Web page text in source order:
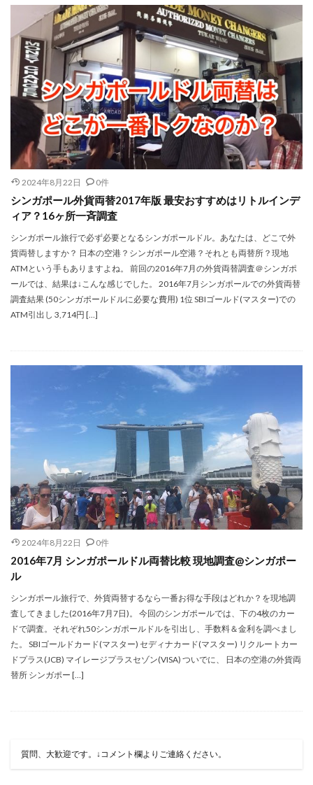
2024年8月22日 0件
シンガポール外貨両替2017年版 最安おすすめはリトルインデ
ィア？16ヶ所一斉調査
シンガポール旅行で必ず必要となるシンガポールドル。あなたは、どこで外
貨両替しますか？ 日本の空港？シンガポール空港？それとも両替所？現地
ATMという手もありますよね。 前回の2016年7月の外貨両替調査＠シンガポ
ールでは、結果は↓こんな感じでした。 2016年7月シンガポールでの外貨両替
調査結果 (50シンガポールドルに必要な費用) 1位 SBIゴールド(マスター)での
ATM引出し 3,714円 […]
2024年8月22日 0件
2016年7月 シンガポールドル両替比較 現地調査@シンガポー
ル
シンガポール旅行で、外貨両替するなら一番お得な手段はどれか？を現地調
査してきました(2016年7月7日)。 今回のシンガポールでは、下の4枚のカー
ドで調査。それぞれ50シンガポールドルを引出し、手数料＆金利を調べまし
た。 SBIゴールドカード(マスター) セディナカード(マスター) リクルートカー
ドプラス(JCB) マイレージプラスセゾン(VISA) ついでに、 日本の空港の外貨両
替所 シンガポー […]
質問、大歓迎です。↓コメント欄よりご連絡ください。